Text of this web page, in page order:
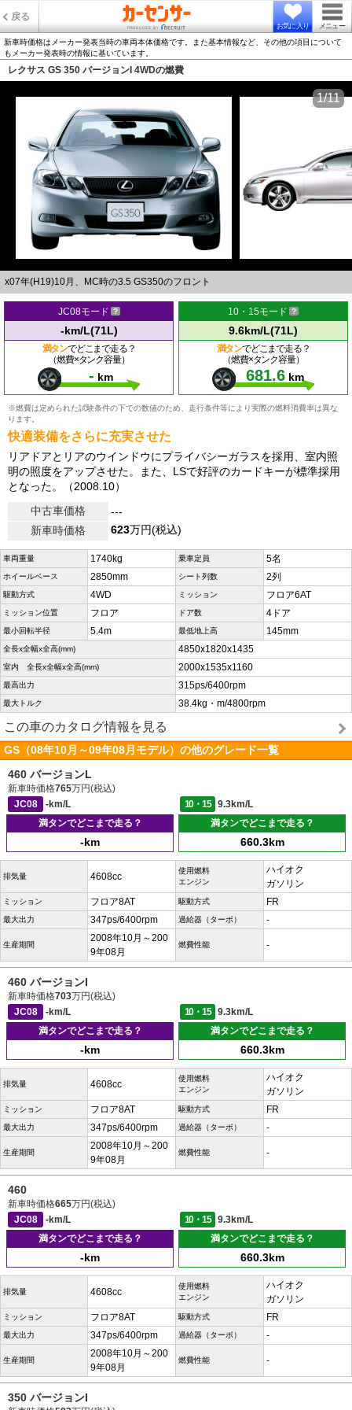
戻る
お気に入り メニュー
新車時価格はメーカー発表当時の車両本体価格です。また基本情報など、その他の項目について
もメーカー発表時の情報に基いています。
レクサス GS 350 バージョンI 4WDの燃費
x07年(H19)10月、MC時の3.5 GS350のフロント
1/11
JC08モード
-km/L(71L)
満タンでどこまで走る？
（燃費×タンク容量）
- km
10・15モード
9.6km/L(71L)
満タンでどこまで走る？
（燃費×タンク容量）
681.6 km
※燃費は定められた試験条件の下での数値のため、走行条件等により実際の燃料消費率は異な
ります。
快適装備をさらに充実させた
リアドアとリアのウインドウにプライバシーガラスを採用、室内照
明の照度をアップさせた。また、LSで好評のカードキーが標準採用
となった。（2008.10）
中古車価格
---
新車時価格
623万円(税込)
車両重量 1740kg 乗車定員 5名
ホイールベース 2850mm シート列数 2列
駆動方式 4WD ミッション フロア6AT
ミッション位置 フロア ドア数 4ドア
最小回転半径 5.4m 最低地上高 145mm
全長x全幅x全高(mm) 4850x1820x1435
室内 全長x全幅x全高(mm) 2000x1535x1160
最高出力 315ps/6400rpm
最大トルク 38.4kg・m/4800rpm
この車のカタログ情報を見る
GS（08年10月～09年08月モデル）の他のグレード一覧
460 バージョンL
新車時価格765万円(税込)
JC08
-km/L 10・15
9.3km/L
満タンでどこまで走る？
-km
満タンでどこまで走る？
660.3km
排気量 4608cc
使用燃料
エンジン
ハイオク
ガソリン
ミッション フロア8AT 駆動方式 FR
最大出力 347ps/6400rpm 過給器（ターボ） -
生産期間
2008年10月～200
9年08月
燃費性能 -
460 バージョンI
新車時価格703万円(税込)
JC08
-km/L 10・15
9.3km/L
満タンでどこまで走る？
-km
満タンでどこまで走る？
660.3km
排気量 4608cc
使用燃料
エンジン
ハイオク
ガソリン
ミッション フロア8AT 駆動方式 FR
最大出力 347ps/6400rpm 過給器（ターボ） -
生産期間
2008年10月～200
9年08月
燃費性能 -
460
新車時価格665万円(税込)
JC08
-km/L 10・15
9.3km/L
満タンでどこまで走る？
-km
満タンでどこまで走る？
660.3km
排気量 4608cc
使用燃料
エンジン
ハイオク
ガソリン
ミッション フロア8AT 駆動方式 FR
最大出力 347ps/6400rpm 過給器（ターボ） -
生産期間
2008年10月～200
9年08月
燃費性能 -
350 バージョンI